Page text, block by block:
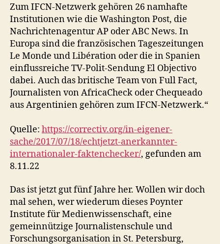
Zum IFCN-Netzwerk gehören 26 namhafte
Institutionen wie die Washington Post, die
Nachrichtenagentur AP oder ABC News. In
Europa sind die französischen Tageszeitungen
Le Monde und Libération oder die in Spanien
einflussreiche TV-Polit-Sendung El Objectivo
dabei. Auch das britische Team von Full Fact,
Journalisten von AfricaCheck oder Chequeado
aus Argentinien gehören zum IFCN-Netzwerk.“
Quelle: https://correctiv.org/in-eigener-
sache/2017/07/18/echtjetzt-anerkannter-
internationaler-faktenchecker/, gefunden am
8.11.22
Das ist jetzt gut fünf Jahre her. Wollen wir doch
mal sehen, wer wiederum dieses Poynter
Institute für Medienwissenschaft, eine
gemeinnützige Journalistenschule und
Forschungsorganisation in St. Petersburg,